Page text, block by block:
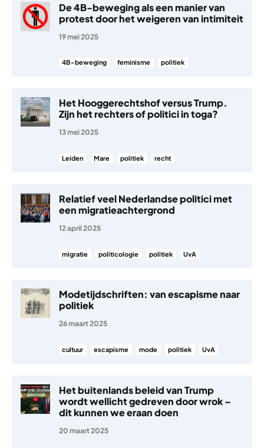
De 4B-beweging als een manier van
protest door het weigeren van intimiteit
19 mei 2025
4B-beweging feminisme politiek
Het Hooggerechtshof versus Trump.
Zijn het rechters of politici in toga?
13 mei 2025
Leiden Mare politiek recht
Relatief veel Nederlandse politici met
een migratieachtergrond
12 april 2025
migratie politicologie politiek UvA
Modetijdschriften: van escapisme naar
politiek
26 maart 2025
cultuur escapisme mode politiek UvA
Het buitenlands beleid van Trump
wordt wellicht gedreven door wrok –
dit kunnen we eraan doen
20 maart 2025